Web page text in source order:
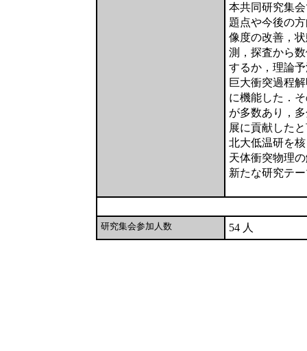
本共同研究集
題点や今後の
像度の改善，
測，探査から
するか，理論
巨大衝突過程
に機能した．
が多数あり，
展に貢献した
北大低温研を
天体衝突物理
新たな研究テ
研究集会参加人数 54 人